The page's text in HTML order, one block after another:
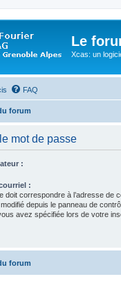
Le
Xcas: un
FAQ
forum
mot de passe
:
:
doit correspondre à l’adresse de
depuis le panneau de
avez spécifiée lors de votre
forum